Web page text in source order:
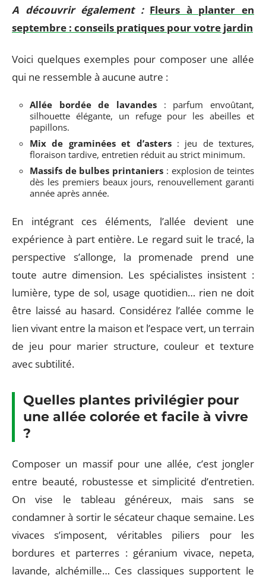
A découvrir également : Fleurs à planter en
septembre : conseils pratiques pour votre jardin
Voici quelques exemples pour composer une allée
qui ne ressemble à aucune autre :
Allée bordée de lavandes : parfum envoûtant,
silhouette élégante, un refuge pour les abeilles et
papillons.
Mix de graminées et d’asters: jeu de textures,
floraison tardive, entretien réduit au strict minimum.
Massifs de bulbes printaniers : explosion de teintes
dès les premiers beaux jours, renouvellement garanti
année après année.
En intégrant ces éléments, l’allée devient une
expérience à part entière. Le regard suit le tracé, la
perspective s’allonge, la promenade prend une
toute autre dimension. Les spécialistes insistent :
lumière, type de sol, usage quotidien… rien ne doit
être laissé au hasard. Considérez l’allée comme le
lien vivant entre la maison et l’espace vert, un terrain
de jeu pour marier structure, couleur et texture
avec subtilité.
Quelles plantes privilégier pour
une allée colorée et facile à vivre
?
Composer un massif pour une allée, c’est jongler
entre beauté, robustesse et simplicité d’entretien.
On vise le tableau généreux, mais sans se
condamner à sortir le sécateur chaque semaine. Les
vivaces s’imposent, véritables piliers pour les
bordures et parterres : géranium vivace, nepeta,
lavande, alchémille… Ces classiques supportent le